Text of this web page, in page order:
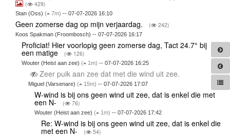
( 429)
Stan (Oss) ( 7m) -- 07-07-2026 16:10
Geen zomerse dag op mijn verjaardag. ( 242)
Koos Spakman (Froombosch) -- 07-07-2026 16:17
Proficiat! Hier voorlopig geen zomerse dag, Tact 24.7° bij
een matige ( 126)
Wouter (Heist aan zee)( 1m) -- 07-07-2026 16:25
Zeer puik aan zee dat met die wind uit zee.
Miguel (Varsenare) ( 15m) -- 07-07-2026 17:07
W-wind is bij ons geen wind uit zee, dat is enkel die met
een N- ( 76)
Wouter (Heist aan zee)( 1m) -- 07-07-2026 17:42
Re: W-wind is bij ons geen wind uit zee, dat is enkel die
met een N- ( 54)